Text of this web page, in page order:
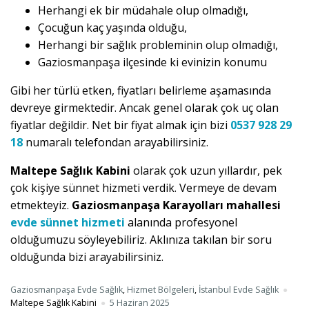
Herhangi ek bir müdahale olup olmadığı,
Çocuğun kaç yaşında olduğu,
Herhangi bir sağlık probleminin olup olmadığı,
Gaziosmanpaşa ilçesinde ki evinizin konumu
Gibi her türlü etken, fiyatları belirleme aşamasında
devreye girmektedir. Ancak genel olarak çok uç olan
fiyatlar değildir. Net bir fiyat almak için bizi 0537 928 29
18 numaralı telefondan arayabilirsiniz.
Maltepe Sağlık Kabini olarak çok uzun yıllardır, pek
çok kişiye sünnet hizmeti verdik. Vermeye de devam
etmekteyiz. Gaziosmanpaşa Karayolları mahallesi
evde sünnet hizmeti alanında profesyonel
olduğumuzu söyleyebiliriz. Aklınıza takılan bir soru
olduğunda bizi arayabilirsiniz.
Gaziosmanpaşa Evde Sağlık, Hizmet Bölgeleri, İstanbul Evde Sağlık
Maltepe Sağlık Kabini
5 Haziran 2025